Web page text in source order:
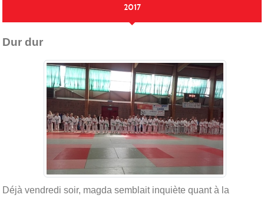
2017
Dur dur
Déjà vendredi soir, magda semblait inquiète quant à la